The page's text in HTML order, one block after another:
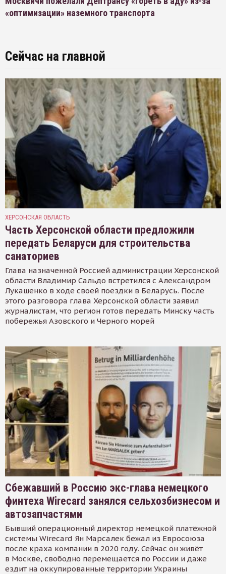
«оптимизации» наземного транспорта
Сейчас на главной
ХЕРСОНСКАЯ ОБЛАСТЬ
Часть Херсонской области предложили
передать Беларуси для строительства
санаториев
Глава назначенной Россией администрации Херсонской
области Владимир Сальдо встретился с Александром
Лукашенко в ходе своей поездки в Беларусь. После
этого разговора глава Херсонской области заявил
журналистам, что регион готов передать Минску часть
побережья Азовского и Черного морей
Сбежавший в Россию экс-глава немецкого
финтеха Wirecard занялся сельхозбизнесом и
автозапчастями
Бывший операционный директор немецкой платёжной
системы Wirecard Ян Марсалек бежал из Евросоюза
после краха компании в 2020 году. Сейчас он живёт
в Москве, свободно перемещается по России и даже
ездит на оккупированные территории Украины